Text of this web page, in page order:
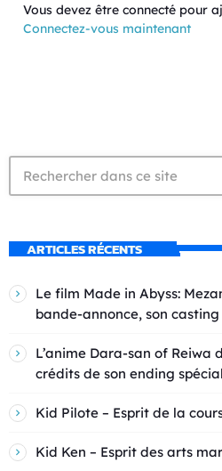
Vous devez être connecté pour
Connectez-vous maintenant
ARTICLES RÉCENTS
Le film Made in Abyss:
bande-annonce, son
L’anime Dara-san of Reiwa
crédits de son ending
Kid Pilote – Esprit de la
Kid Ken – Esprit des arts